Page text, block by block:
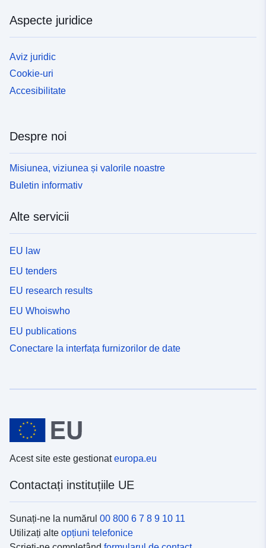
Aspecte juridice
Aviz juridic
Cookie-uri
Accesibilitate
Despre noi
Misiunea, viziunea și valorile noastre
Buletin informativ
Alte servicii
EU law
EU tenders
EU research results
EU Whoiswho
EU publications
Conectare la interfața furnizorilor de date
Acest site este gestionateuropa.eu
Contactați instituțiile UE
Sunați-ne la numărul 00 800 6 7 8 9 10 11
Utilizați alte opțiuni telefonice